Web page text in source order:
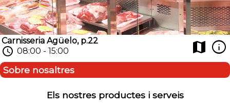
Carnisseria Agüelo, p.22
schedule 08:00 - 15:00 map info
Sobre nosaltres
Els nostres productes i serveis